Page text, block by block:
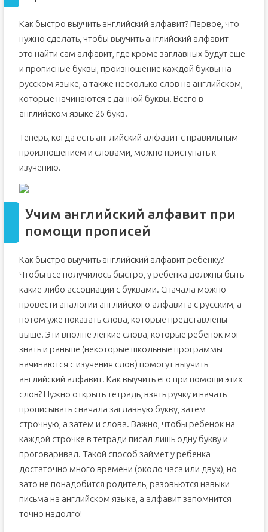
Как быстро выучить английский алфавит? Первое, что
нужно сделать, чтобы выучить английский алфавит —
это найти сам алфавит, где кроме заглавных будут еще
и прописные буквы, произношение каждой буквы на
русском языке, а также несколько слов на английском,
которые начинаются с данной буквы. Всего в
английском языке 26 букв.
Теперь, когда есть английский алфавит с правильным
произношением и словами, можно приступать к
изучению.
Учим английский алфавит при
помощи прописей
Как быстро выучить английский алфавит ребенку?
Чтобы все получилось быстро, у ребенка должны быть
какие-либо ассоциации с буквами. Сначала можно
провести аналогии английского алфавита с русским, а
потом уже показать слова, которые представлены
выше. Эти вполне легкие слова, которые ребенок мог
знать и раньше (некоторые школьные программы
начинаются с изучения слов) помогут выучить
английский алфавит. Как выучить его при помощи этих
слов? Нужно открыть тетрадь, взять ручку и начать
прописывать сначала заглавную букву, затем
строчную, а затем и слова. Важно, чтобы ребенок на
каждой строчке в тетради писал лишь одну букву и
проговаривал. Такой способ займет у ребенка
достаточно много времени (около часа или двух), но
зато не понадобится родитель, разовьются навыки
письма на английском языке, а алфавит запомнится
точно надолго!